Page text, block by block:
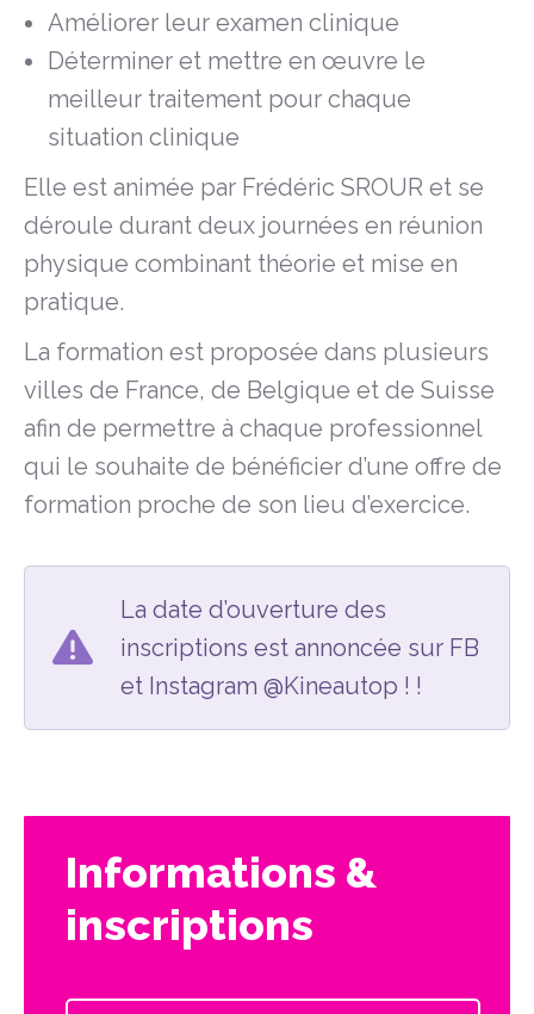
Améliorer leur examen clinique
Déterminer et mettre en œuvre le
meilleur traitement pour chaque
situation clinique
Elle est animée par Frédéric SROUR et se
déroule durant deux journées en réunion
physique combinant théorie et mise en
pratique.
La formation est proposée dans plusieurs
villes de France, de Belgique et de Suisse
afin de permettre à chaque professionnel
qui le souhaite de bénéficier d’une offre de
formation proche de son lieu d’exercice.
La date d’ouverture des
inscriptions est annoncée sur FB
et Instagram @Kineautop ! !
Informations &
inscriptions